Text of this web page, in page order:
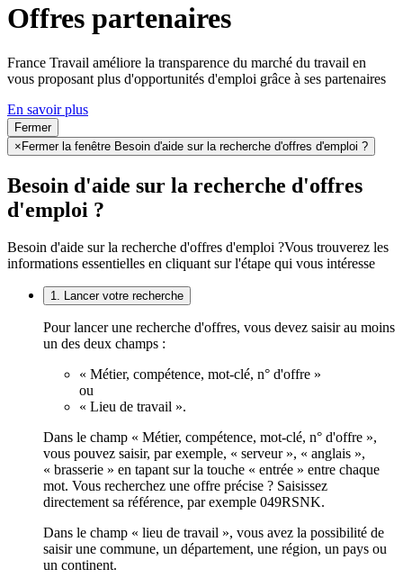
Offres partenaires
France Travail améliore la transparence du marché du travail en
vous proposant plus d'opportunités d'emploi grâce à ses partenaires
En savoir plus
Fermer
×Fermer la fenêtre Besoin d'aide sur la recherche d'offres d'emploi ?
Besoin d'aide sur la recherche d'offres
d'emploi ?
Besoin d'aide sur la recherche d'offres d'emploi ?Vous trouverez les
informations essentielles en cliquant sur l'étape qui vous intéresse
1. Lancer votre recherche
Pour lancer une recherche d'offres, vous devez saisir au moins
un des deux champs :
« Métier, compétence, mot-clé, n° d'offre »
ou
« Lieu de travail ».
Dans le champ « Métier, compétence, mot-clé, n° d'offre »,
vous pouvez saisir, par exemple, « serveur », « anglais »,
« brasserie » en tapant sur la touche « entrée » entre chaque
mot. Vous recherchez une offre précise ? Saisissez
directement sa référence, par exemple 049RSNK.
Dans le champ « lieu de travail », vous avez la possibilité de
saisir une commune, un département, une région, un pays ou
un continent.